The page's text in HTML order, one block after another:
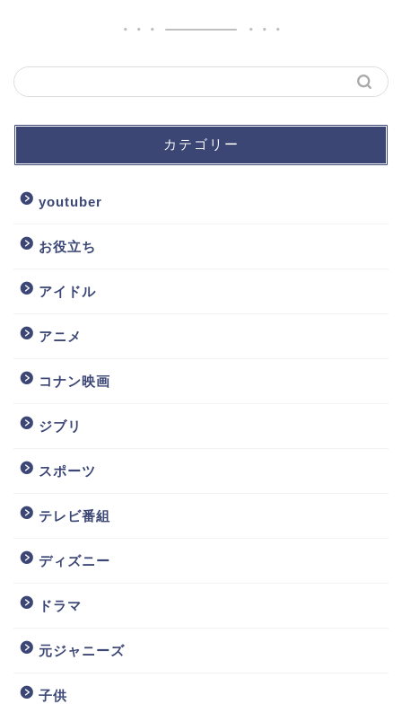
カテゴリー
youtuber
お役立ち
アイドル
アニメ
コナン映画
ジブリ
スポーツ
テレビ番組
ディズニー
ドラマ
元ジャニーズ
子供